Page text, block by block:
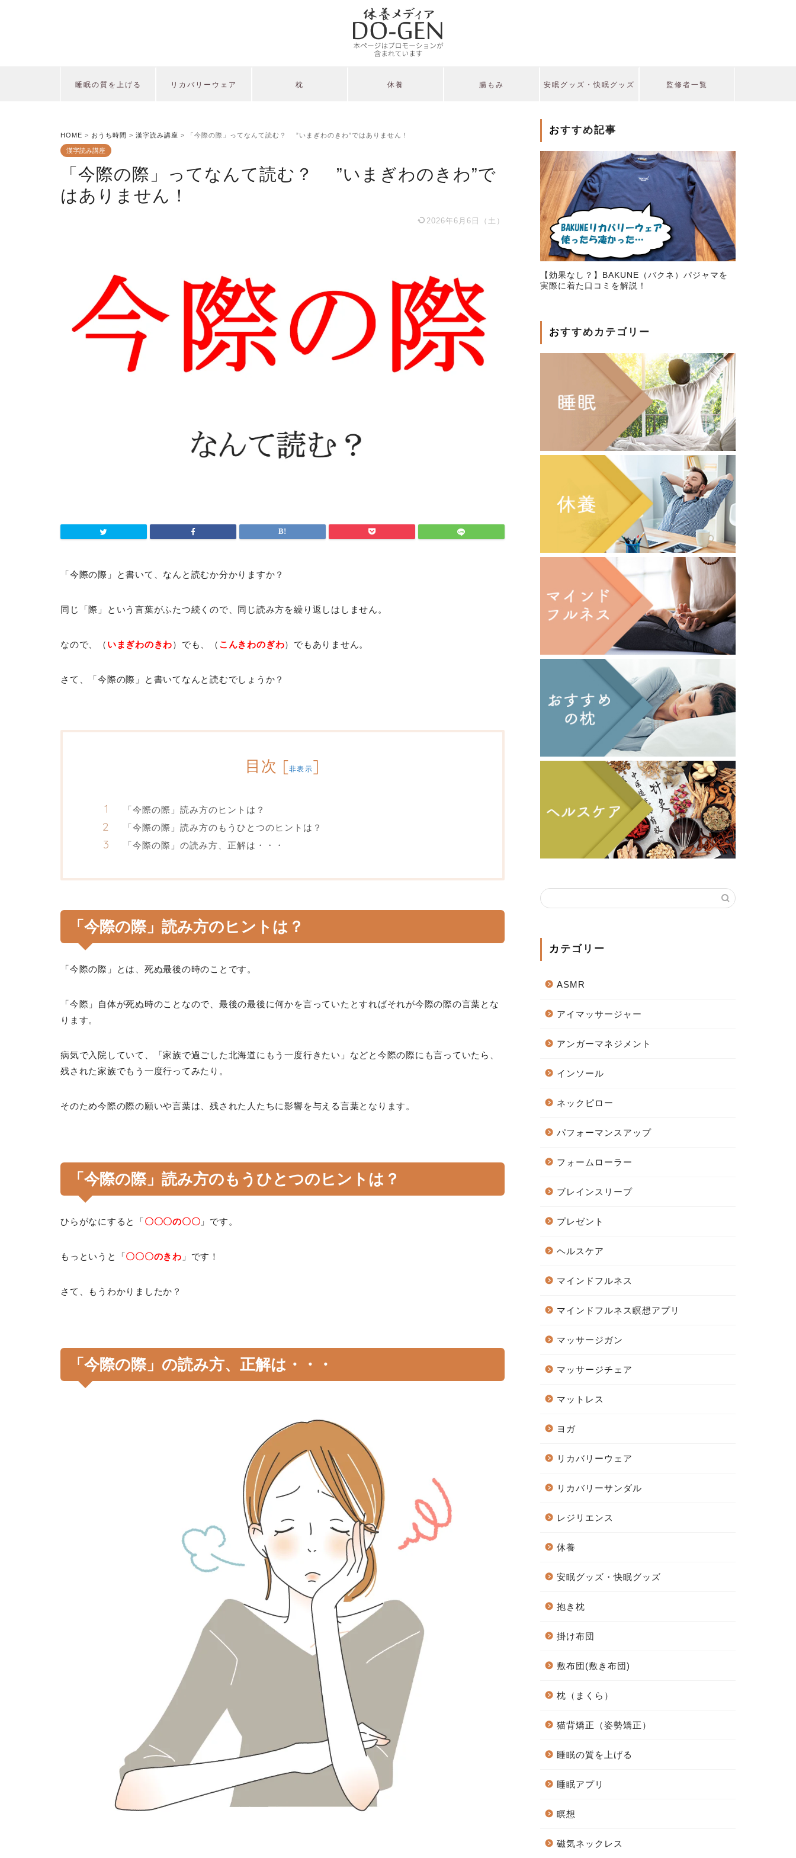
睡眠の質を上げる リカバリーウェア 枕 休養 腸もみ 安眠グッズ・快眠グッズ 監修者一覧
HOME > おうち時間 > 漢字読み講座 > 「今際の際」ってなんて読む？ ”いまぎわのきわ”ではありません！
漢字読み講座
「今際の際」ってなんて読む？ ”いまぎわのきわ”で
はありません！
2026年6月6日（土）
「今際の際」と書いて、なんと読むか分かりますか？
同じ「際」という言葉がふたつ続くので、同じ読み方を繰り返しはしません。
なので、（ いまぎわのきわ）でも、（ こんきわのぎわ）でもありません。
さて、「今際の際」と書いてなんと読むでしょうか？
目次 [非表示]
「今際の際」読み方のヒントは？
「今際の際」読み方のもうひとつのヒントは？
「今際の際」の読み方、正解は・・・
「今際の際」読み方のヒントは？
「今際の際」とは、死ぬ最後の時のことです。
「今際」自体が死ぬ時のことなので、最後の最後に何かを言っていたとすればそれが今際の際の言葉とな
ります。
病気で入院していて、「家族で過ごした北海道にもう一度行きたい」などと今際の際にも言っていたら、
残された家族でもう一度行ってみたり。
そのため今際の際の願いや言葉は、残された人たちに影響を与える言葉となります。
「今際の際」読み方のもうひとつのヒントは？
ひらがなにすると「〇〇〇の〇〇 」です。
もっというと「〇〇〇のきわ 」です！
さて、もうわかりましたか？
「今際の際」の読み方、正解は・・・
おすすめ記事
【効果なし？】BAKUNE（バクネ）パジャマを
実際に着た口コミを解説！
おすすめカテゴリー
カテゴリー
ASMR
アイマッサージャー
アンガーマネジメント
インソール
ネックピロー
パフォーマンスアップ
フォームローラー
ブレインスリープ
プレゼント
ヘルスケア
マインドフルネス
マインドフルネス瞑想アプリ
マッサージガン
マッサージチェア
マットレス
ヨガ
リカバリーウェア
リカバリーサンダル
レジリエンス
休養
安眠グッズ・快眠グッズ
抱き枕
掛け布団
敷布団(敷き布団)
枕（まくら）
猫背矯正（姿勢矯正）
睡眠の質を上げる
睡眠アプリ
瞑想
磁気ネックレス